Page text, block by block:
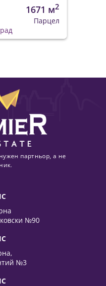
1671 м2
Парцел
партньор, а не
№90
№3